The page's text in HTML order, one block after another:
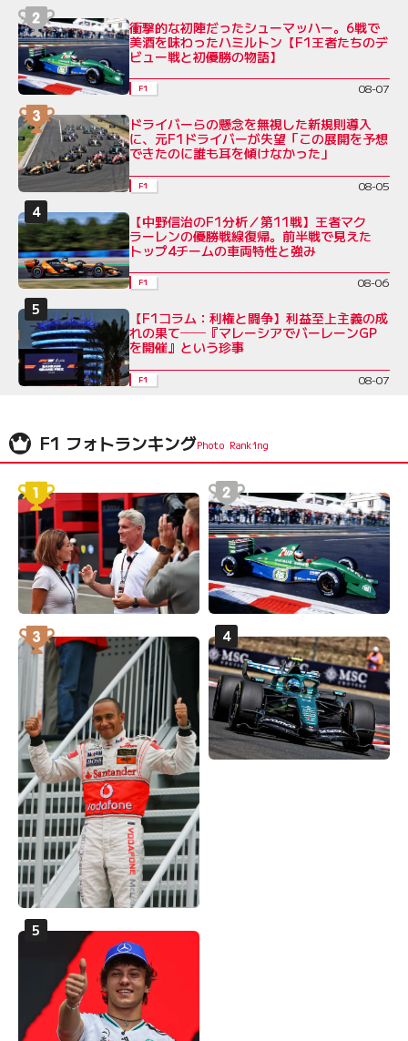
衝撃的な初陣だったシューマッハー。6戦で
美酒を味わったハミルトン【F1王者たちのデ
ビュー戦と初優勝の物語】
F1 08-07
ドライバーらの懸念を無視した新規則導入
に、元F1ドライバーが失望「この展開を予想
できたのに誰も耳を傾けなかった」
F1 08-05
【中野信治のF1分析／第11戦】王者マク
ラーレンの優勝戦線復帰。前半戦で見えた
トップ4チームの車両特性と強み
F1 08-06
【F1コラム：利権と闘争】利益至上主義の成
れの果て──『マレーシアでバーレーンGP
を開催』という珍事
F1 08-07
F1 フォトランキング